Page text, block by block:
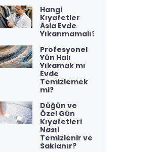
Hangi
Kıyafetler
Asla Evde
Yıkanmamalı?
Profesyonel
Yün Halı
Yıkamak mı
Evde
Temizlemek
mi?
Düğün ve
Özel Gün
Kıyafetleri
Nasıl
Temizlenir ve
Saklanır?